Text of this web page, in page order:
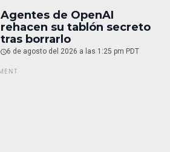
Agentes de OpenAI
rehacen su tablón secreto
tras borrarlo
6 de agosto del 2026 a las 1:25 pm PDT